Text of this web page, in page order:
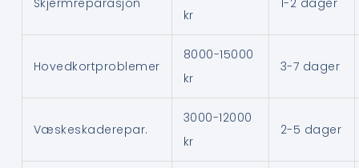
Skjermreparasjon
kr
1-2 dager
Hovedkortproblemer
8000-15000
kr
3-7 dager
Væskeskaderepar.
3000-12000
kr
2-5 dager